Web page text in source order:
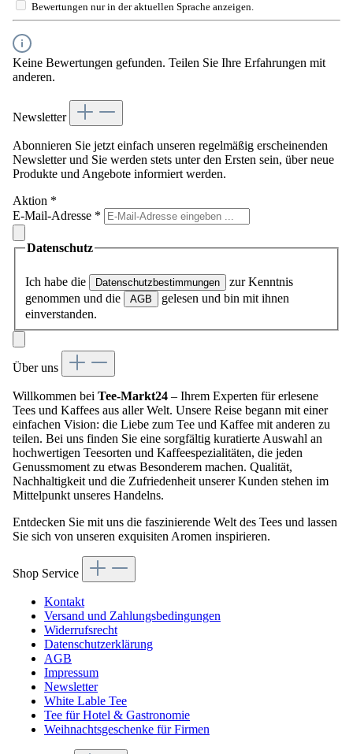
Bewertungen nur in der aktuellen Sprache anzeigen.
Keine Bewertungen gefunden. Teilen Sie Ihre Erfahrungen mit
anderen.
Newsletter
Abonnieren Sie jetzt einfach unseren regelmäßig erscheinenden
Newsletter und Sie werden stets unter den Ersten sein, über neue
Produkte und Angebote informiert werden.
Aktion *
E-Mail-Adresse *
Datenschutz
Ich habe die Datenschutzbestimmungen
zur Kenntnis
genommen und die
AGB
gelesen und bin mit ihnen
einverstanden.
Über uns
Willkommen bei Tee-Markt24 – Ihrem Experten für erlesene
Tees und Kaffees aus aller Welt. Unsere Reise begann mit einer
einfachen Vision: die Liebe zum Tee und Kaffee mit anderen zu
teilen. Bei uns finden Sie eine sorgfältig kuratierte Auswahl an
hochwertigen Teesorten und Kaffeespezialitäten, die jeden
Genussmoment zu etwas Besonderem machen. Qualität,
Nachhaltigkeit und die Zufriedenheit unserer Kunden stehen im
Mittelpunkt unseres Handelns.
Entdecken Sie mit uns die faszinierende Welt des Tees und lassen
Sie sich von unseren exquisiten Aromen inspirieren.
Shop Service
Kontakt
Versand und Zahlungsbedingungen
Widerrufsrecht
Datenschutzerklärung
AGB
Impressum
Newsletter
White Lable Tee
Tee für Hotel & Gastronomie
Weihnachtsgeschenke für Firmen